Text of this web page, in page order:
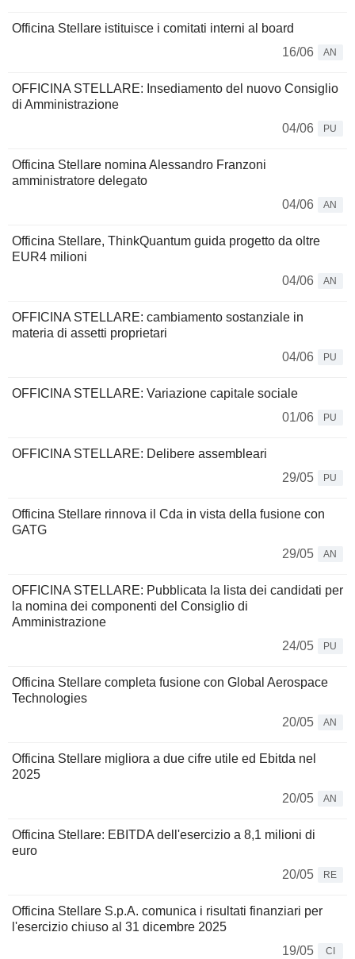
Officina Stellare istituisce i comitati interni al board
16/06
AN
OFFICINA STELLARE: Insediamento del nuovo Consiglio
di Amministrazione
04/06
PU
Officina Stellare nomina Alessandro Franzoni
amministratore delegato
04/06
AN
Officina Stellare, ThinkQuantum guida progetto da oltre
EUR4 milioni
04/06
AN
OFFICINA STELLARE: cambiamento sostanziale in
materia di assetti proprietari
04/06
PU
OFFICINA STELLARE: Variazione capitale sociale
01/06
PU
OFFICINA STELLARE: Delibere assembleari
29/05
PU
Officina Stellare rinnova il Cda in vista della fusione con
GATG
29/05
AN
OFFICINA STELLARE: Pubblicata la lista dei candidati per
la nomina dei componenti del Consiglio di
Amministrazione
24/05
PU
Officina Stellare completa fusione con Global Aerospace
Technologies
20/05
AN
Officina Stellare migliora a due cifre utile ed Ebitda nel
2025
20/05
AN
Officina Stellare: EBITDA dell'esercizio a 8,1 milioni di
euro
20/05
RE
Officina Stellare S.p.A. comunica i risultati finanziari per
l'esercizio chiuso al 31 dicembre 2025
19/05
CI